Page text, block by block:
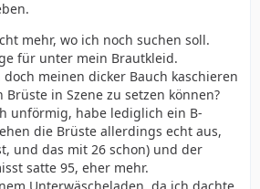
mehr, wo ich noch suchen soll.
für unter mein Brautkleid.
meinen dicker Bauch kaschieren
in Szene zu setzen können?
unförmig, habe lediglich ein B-
die Brüste allerdings echt aus,
und das mit 26 schon) und der
satte 95, eher mehr.